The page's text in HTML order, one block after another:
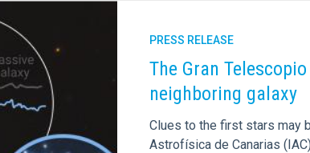
PRESS RELEASE
The Gran
neighboring galaxy
Clues to the first stars may
Astrofísica de Canarias